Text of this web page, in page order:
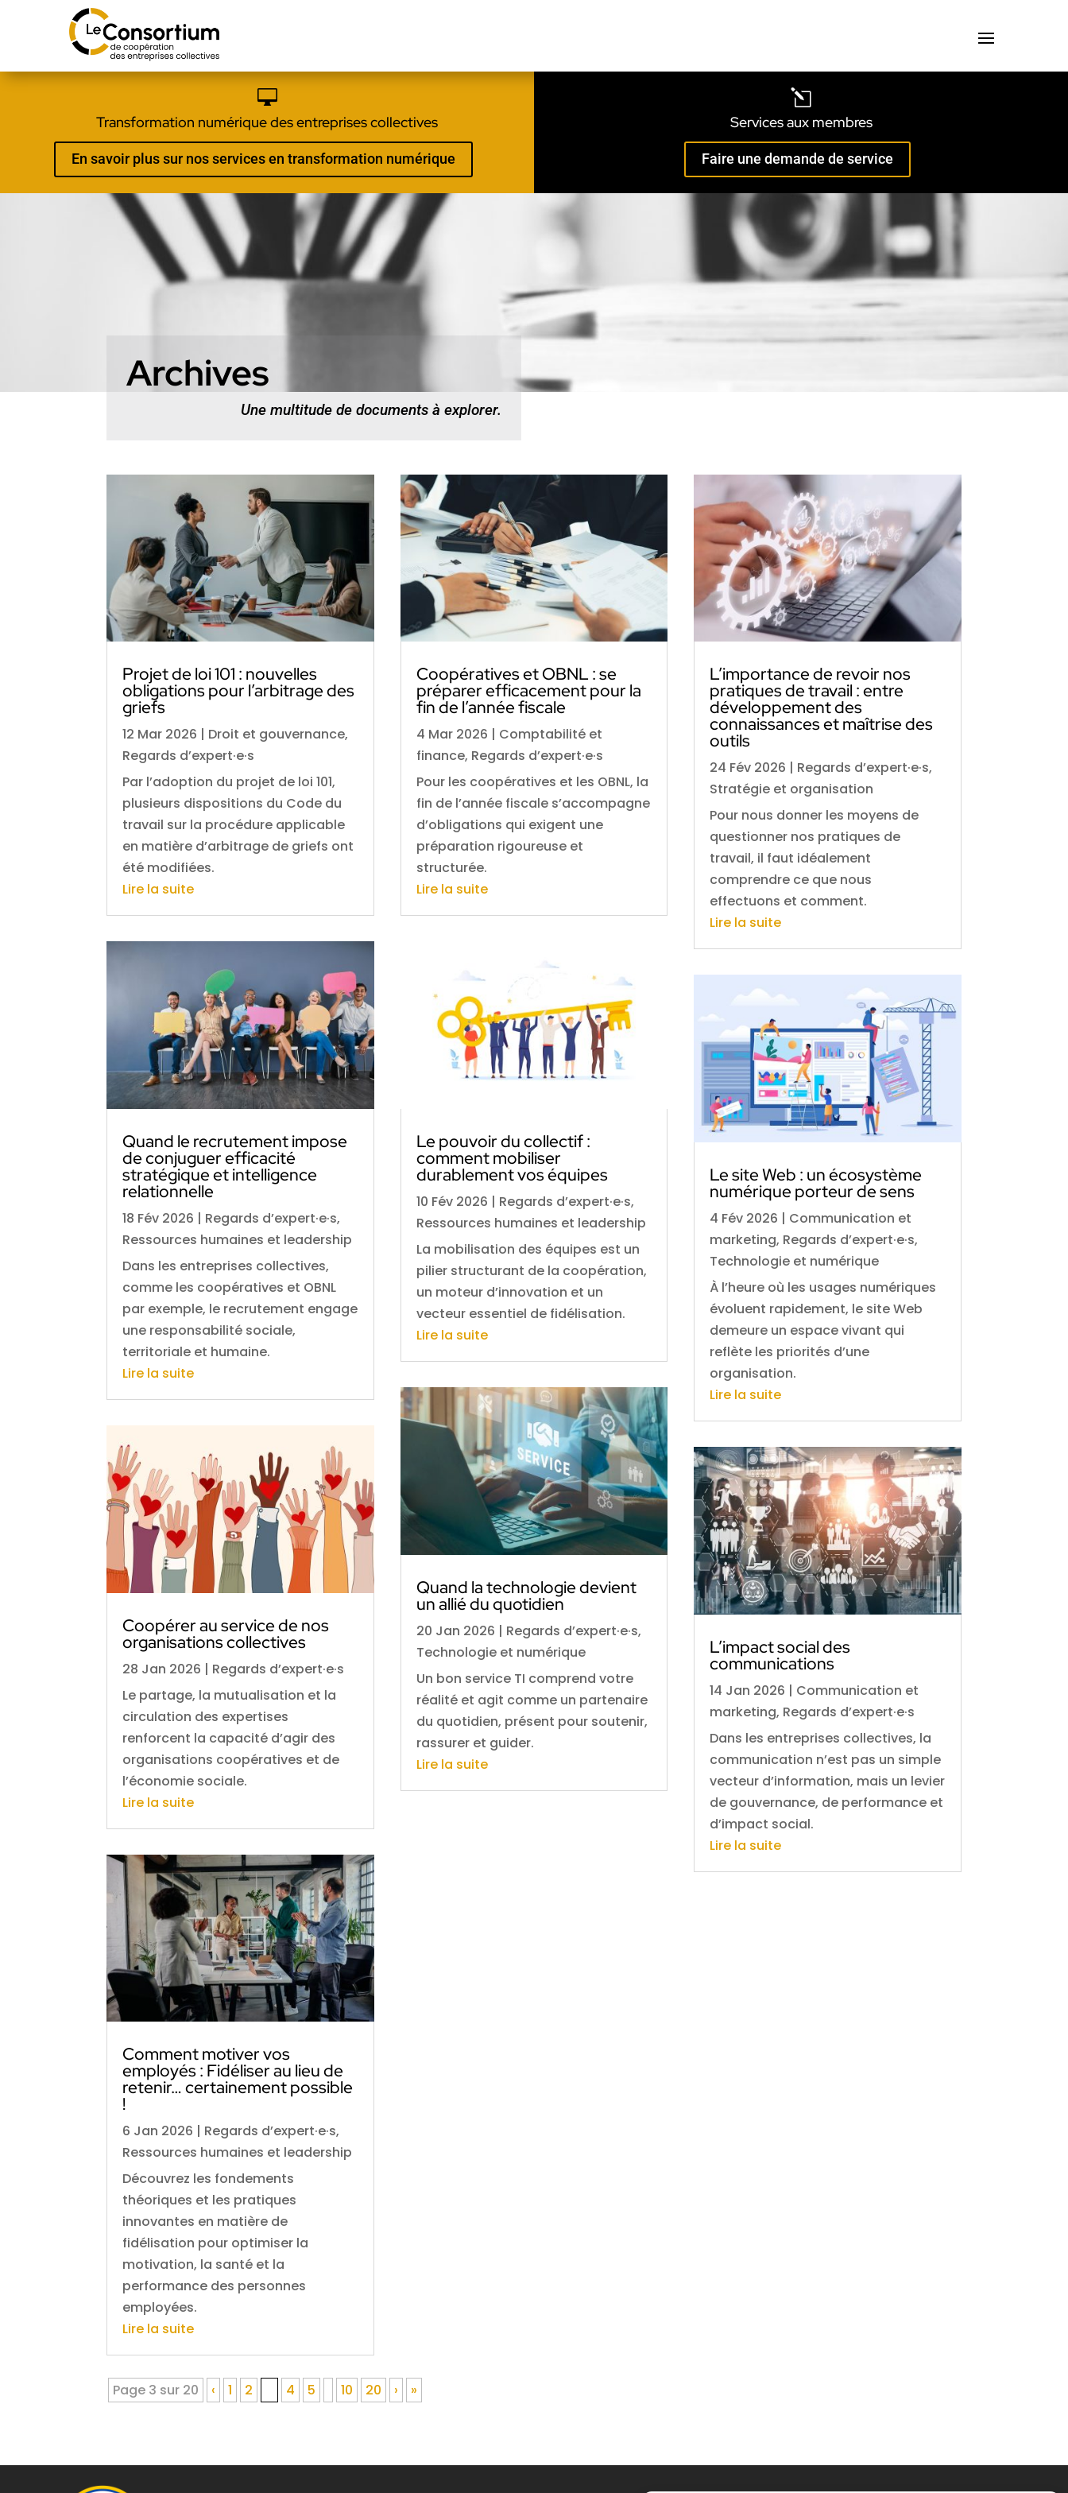

Transformation numérique des entreprises collectives
En savoir plus sur nos services en transformation numérique
l
Services aux membres
Faire une demande de service
Archives
Une multitude de documents à explorer.
Projet de loi 101 : nouvelles
obligations pour l’arbitrage des
griefs
12 Mar 2026 | Droit et gouvernance,
Regards d’expert·e·s
Par l’adoption du projet de loi 101,
plusieurs dispositions du Code du
travail sur la procédure applicable
en matière d’arbitrage de griefs ont
été modifiées.
Lire la suite
Quand le recrutement impose
de conjuguer efficacité
stratégique et intelligence
relationnelle
18 Fév 2026 | Regards d’expert·e·s,
Ressources humaines et leadership
Dans les entreprises collectives,
comme les coopératives et OBNL
par exemple, le recrutement engage
une responsabilité sociale,
territoriale et humaine.
Lire la suite
Coopérer au service de nos
organisations collectives
28 Jan 2026 | Regards d’expert·e·s
Le partage, la mutualisation et la
circulation des expertises
renforcent la capacité d’agir des
organisations coopératives et de
l’économie sociale.
Lire la suite
Comment motiver vos
employés : Fidéliser au lieu de
retenir… certainement possible
!
6 Jan 2026 | Regards d’expert·e·s,
Ressources humaines et leadership
Découvrez les fondements
théoriques et les pratiques
innovantes en matière de
fidélisation pour optimiser la
motivation, la santé et la
performance des personnes
employées.
Lire la suite
Coopératives et OBNL : se
préparer efficacement pour la
fin de l’année fiscale
4 Mar 2026 | Comptabilité et
finance, Regards d’expert·e·s
Pour les coopératives et les OBNL, la
fin de l’année fiscale s’accompagne
d’obligations qui exigent une
préparation rigoureuse et
structurée.
Lire la suite
Le pouvoir du collectif :
comment mobiliser
durablement vos équipes
10 Fév 2026 | Regards d’expert·e·s,
Ressources humaines et leadership
La mobilisation des équipes est un
pilier structurant de la coopération,
un moteur d’innovation et un
vecteur essentiel de fidélisation.
Lire la suite
Quand la technologie devient
un allié du quotidien
20 Jan 2026 | Regards d’expert·e·s,
Technologie et numérique
Un bon service TI comprend votre
réalité et agit comme un partenaire
du quotidien, présent pour soutenir,
rassurer et guider.
Lire la suite
L’importance de revoir nos
pratiques de travail : entre
développement des
connaissances et maîtrise des
outils
24 Fév 2026 | Regards d’expert·e·s,
Stratégie et organisation
Pour nous donner les moyens de
questionner nos pratiques de
travail, il faut idéalement
comprendre ce que nous
effectuons et comment.
Lire la suite
Le site Web : un écosystème
numérique porteur de sens
4 Fév 2026 | Communication et
marketing, Regards d’expert·e·s,
Technologie et numérique
À l’heure où les usages numériques
évoluent rapidement, le site Web
demeure un espace vivant qui
reflète les priorités d’une
organisation.
Lire la suite
L’impact social des
communications
14 Jan 2026 | Communication et
marketing, Regards d’expert·e·s
Dans les entreprises collectives, la
communication n’est pas un simple
vecteur d’information, mais un levier
de gouvernance, de performance et
d’impact social.
Lire la suite
Page 3 sur 20 ‹ 1 2 4 5 10 20 › »